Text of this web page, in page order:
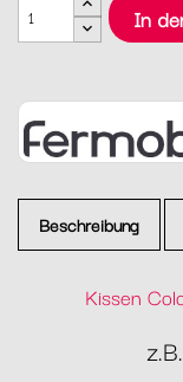
In
Beschreibung
Kissen